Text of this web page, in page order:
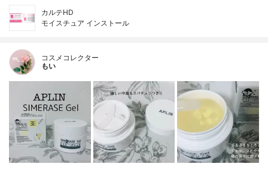
カルテHD
モイスチュア インストール
コスメコレクター
もい